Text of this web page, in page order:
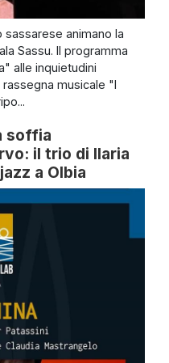
animano la
Sassu. Il programma
alle inquietudini
musicale "I
soffia
il trio di Ilaria
a Olbia